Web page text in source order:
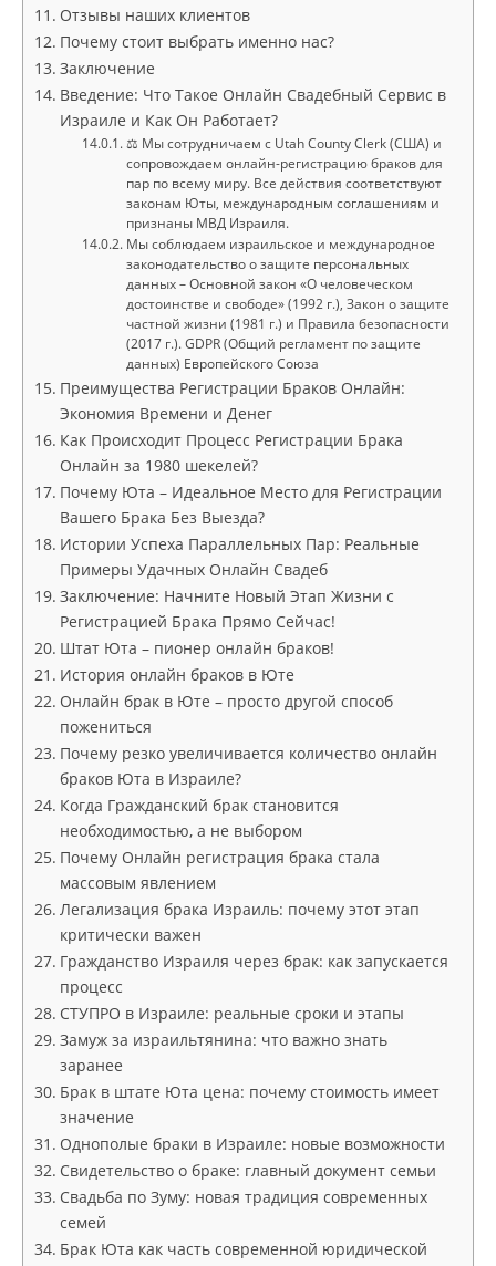
Отзывы наших клиентов
Почему стоит выбрать именно нас?
Заключение
Введение: Что Такое Онлайн Свадебный Сервис в
Израиле и Как Он Работает?
⚖ Мы сотрудничаем с Utah County Clerk (США) и
сопровождаем онлайн-регистрацию браков для
пар по всему миру. Все действия соответствуют
законам Юты, международным соглашениям и
признаны МВД Израиля.
Мы соблюдаем израильское и международное
законодательство о защите персональных
данных – Основной закон «О человеческом
достоинстве и свободе» (1992 г.), Закон о защите
частной жизни (1981 г.) и Правила безопасности
(2017 г.). GDPR (Общий регламент по защите
данных) Европейского Союза
Преимущества Регистрации Браков Онлайн:
Экономия Времени и Денег
Как Происходит Процесс Регистрации Брака
Онлайн за 1980 шекелей?
Почему Юта – Идеальное Место для Регистрации
Вашего Брака Без Выезда?
Истории Успеха Параллельных Пар: Реальные
Примеры Удачных Онлайн Свадеб
Заключение: Начните Новый Этап Жизни с
Регистрацией Брака Прямо Сейчас!
Штат Юта – пионер онлайн браков!
История онлайн браков в Юте
Онлайн брак в Юте – просто другой способ
пожениться
Почему резко увеличивается количество онлайн
браков Юта в Израиле?
Когда Гражданский брак становится
необходимостью, а не выбором
Почему Онлайн регистрация брака стала
массовым явлением
Легализация брака Израиль: почему этот этап
критически важен
Гражданство Израиля через брак: как запускается
процесс
СТУПРО в Израиле: реальные сроки и этапы
Замуж за израильтянина: что важно знать
заранее
Брак в штате Юта цена: почему стоимость имеет
значение
Однополые браки в Израиле: новые возможности
Свидетельство о браке: главный документ семьи
Свадьба по Зуму: новая традиция современных
семей
Брак Юта как часть современной юридической